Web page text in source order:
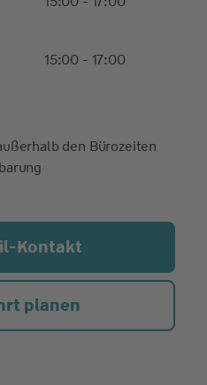
15:00 - 17:00
den Bürozeiten
Kontakt
planen